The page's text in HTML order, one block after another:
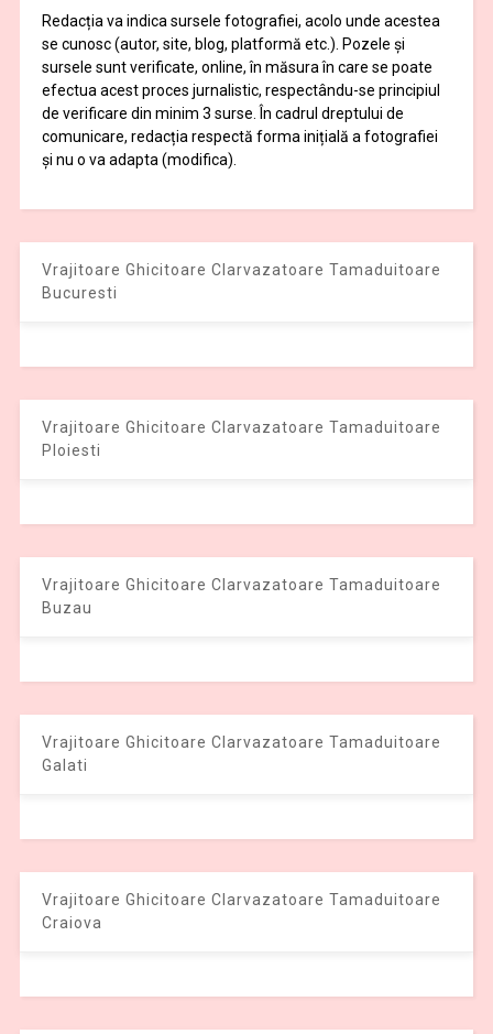
Redacția va indica sursele fotografiei, acolo unde acestea
se cunosc (autor, site, blog, platformă etc.). Pozele și
sursele sunt verificate, online, în măsura în care se poate
efectua acest proces jurnalistic, respectându-se principiul
de verificare din minim 3 surse. În cadrul dreptului de
comunicare, redacția respectă forma inițială a fotografiei
și nu o va adapta (modifica).
Vrajitoare Ghicitoare Clarvazatoare Tamaduitoare
Bucuresti
Vrajitoare Ghicitoare Clarvazatoare Tamaduitoare
Ploiesti
Vrajitoare Ghicitoare Clarvazatoare Tamaduitoare
Buzau
Vrajitoare Ghicitoare Clarvazatoare Tamaduitoare
Galati
Vrajitoare Ghicitoare Clarvazatoare Tamaduitoare
Craiova